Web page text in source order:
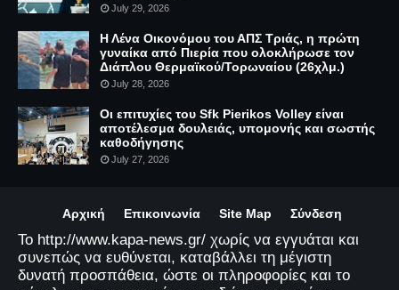
July 29, 2026
Η Λένα Οικονόμου του ΑΠΣ Τριάς, η πρώτη
γυναίκα από Πιερία που ολοκλήρωσε τον
Διάπλου Θερμαϊκού/Τορωναίου (26χλμ.)
July 28, 2026
Οι επιτυχίες του Sfk Pierikos Volley είναι
αποτέλεσμα δουλειάς, υπομονής και σωστής
καθοδήγησης
July 27, 2026
Αρχική Επικοινωνία Site Map Σύνδεση
Το http://www.kapa-news.gr/ χωρίς να εγγυάται και
συνεπώς να ευθύνεται, καταβάλλει τη μέγιστη
δυνατή προσπάθεια, ώστε οι πληροφορίες και το